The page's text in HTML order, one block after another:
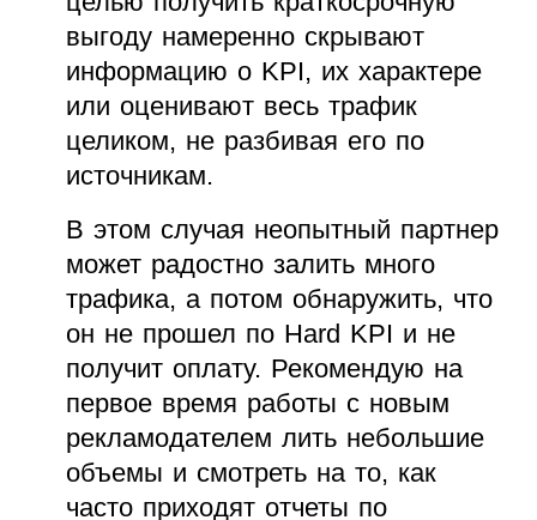
выгоду намеренно скрывают
информацию о KPI, их характере
или оценивают весь трафик
целиком, не разбивая его по
источникам.
В этом случая неопытный партнер
может радостно залить много
трафика, а потом обнаружить, что
он не прошел по Hard KPI и не
получит оплату. Рекомендую на
первое время работы с новым
рекламодателем лить небольшие
объемы и смотреть на то, как
часто приходят отчеты по